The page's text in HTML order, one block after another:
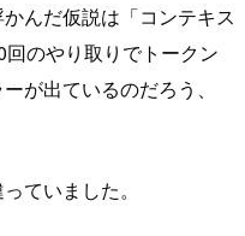
んだ仮説は「コンテキス
のやり取りでトークン
が出ているのだろう、
ていました。